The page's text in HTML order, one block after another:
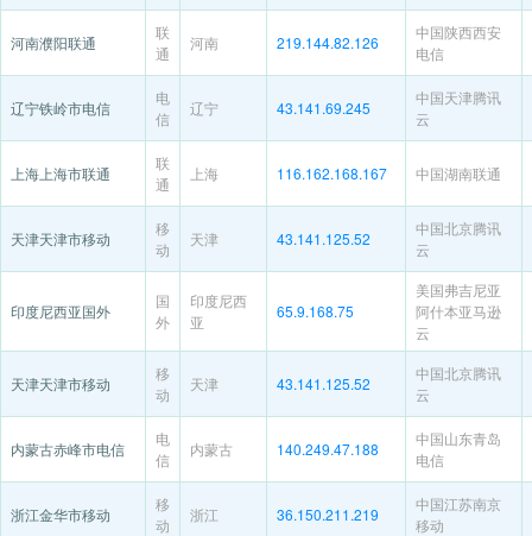
河南濮阳联通
联
通
河南 219.144.82.126
中国陕西西安
电信
辽宁铁岭市电信
电
信
辽宁 43.141.69.245
中国天津腾讯
云
上海上海市联通
联
通
上海 116.162.168.167 中国湖南联通
天津天津市移动
移
动
天津 43.141.125.52
中国北京腾讯
云
印度尼西亚国外
国
外
印度尼西
亚
65.9.168.75
美国弗吉尼亚
阿什本亚马逊
云
天津天津市移动
移
动
天津 43.141.125.52
中国北京腾讯
云
内蒙古赤峰市电信
电
信
内蒙古 140.249.47.188
中国山东青岛
电信
浙江金华市移动
移
动
浙江 36.150.211.219
中国江苏南京
移动